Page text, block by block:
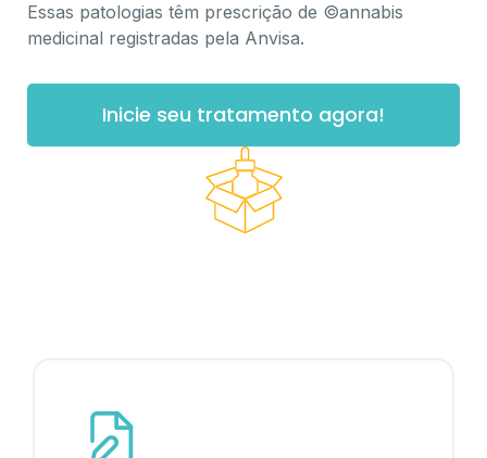
Essas patologias têm prescrição de ©annabis
medicinal registradas pela Anvisa.
Inicie seu tratamento agora!